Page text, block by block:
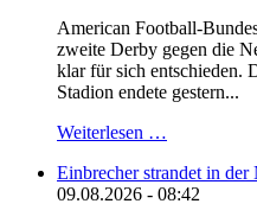
American Football-
zweite Derby gegen die
klar für sich entschieden.
Stadion endete gestern...
Weiterlesen …
Einbrecher strandet in der
09.08.2026 - 08:42